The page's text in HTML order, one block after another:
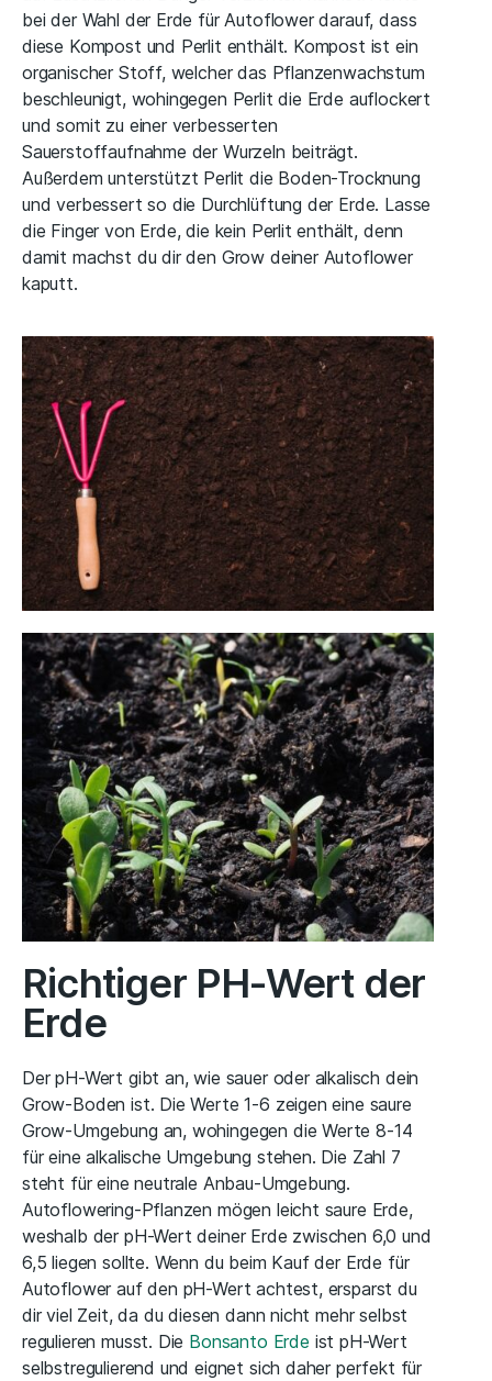
bei der Wahl der Erde für Autoflower darauf, dass
diese Kompost und Perlit enthält. Kompost ist ein
organischer Stoff, welcher das Pflanzenwachstum
beschleunigt, wohingegen Perlit die Erde auflockert
und somit zu einer verbesserten
Sauerstoffaufnahme der Wurzeln beiträgt.
Außerdem unterstützt Perlit die Boden-Trocknung
und verbessert so die Durchlüftung der Erde. Lasse
die Finger von Erde, die kein Perlit enthält, denn
damit machst du dir den Grow deiner Autoflower
kaputt.
Richtiger PH-Wert der
Erde
Der pH-Wert gibt an, wie sauer oder alkalisch dein
Grow-Boden ist. Die Werte 1-6 zeigen eine saure
Grow-Umgebung an, wohingegen die Werte 8-14
für eine alkalische Umgebung stehen. Die Zahl 7
steht für eine neutrale Anbau-Umgebung.
Autoflowering-Pflanzen mögen leicht saure Erde,
weshalb der pH-Wert deiner Erde zwischen 6,0 und
6,5 liegen sollte. Wenn du beim Kauf der Erde für
Autoflower auf den pH-Wert achtest, ersparst du
dir viel Zeit, da du diesen dann nicht mehr selbst
regulieren musst. Die Bonsanto Erde ist pH-Wert
selbstregulierend und eignet sich daher perfekt für